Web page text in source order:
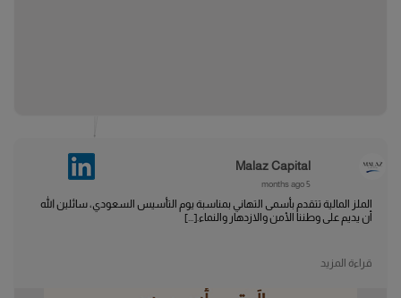
Malaz Capital
5 months ago
الملز المالية تتقدم بأسمى التهاني بمناسبة يوم التأسيس السعودي، سائلين الله
أن يديم على وطننا الأمن والازدهار والنماء.[...]
قراءة المزيد